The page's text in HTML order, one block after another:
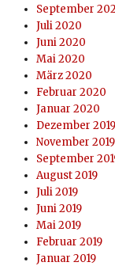
September
Juli 2020
Juni 2020
Mai 2020
März 2020
Februar 2020
Januar 2020
Dezember 2019
November 2019
September
August 2019
Juli 2019
Juni 2019
Mai 2019
Februar 2019
Januar 2019